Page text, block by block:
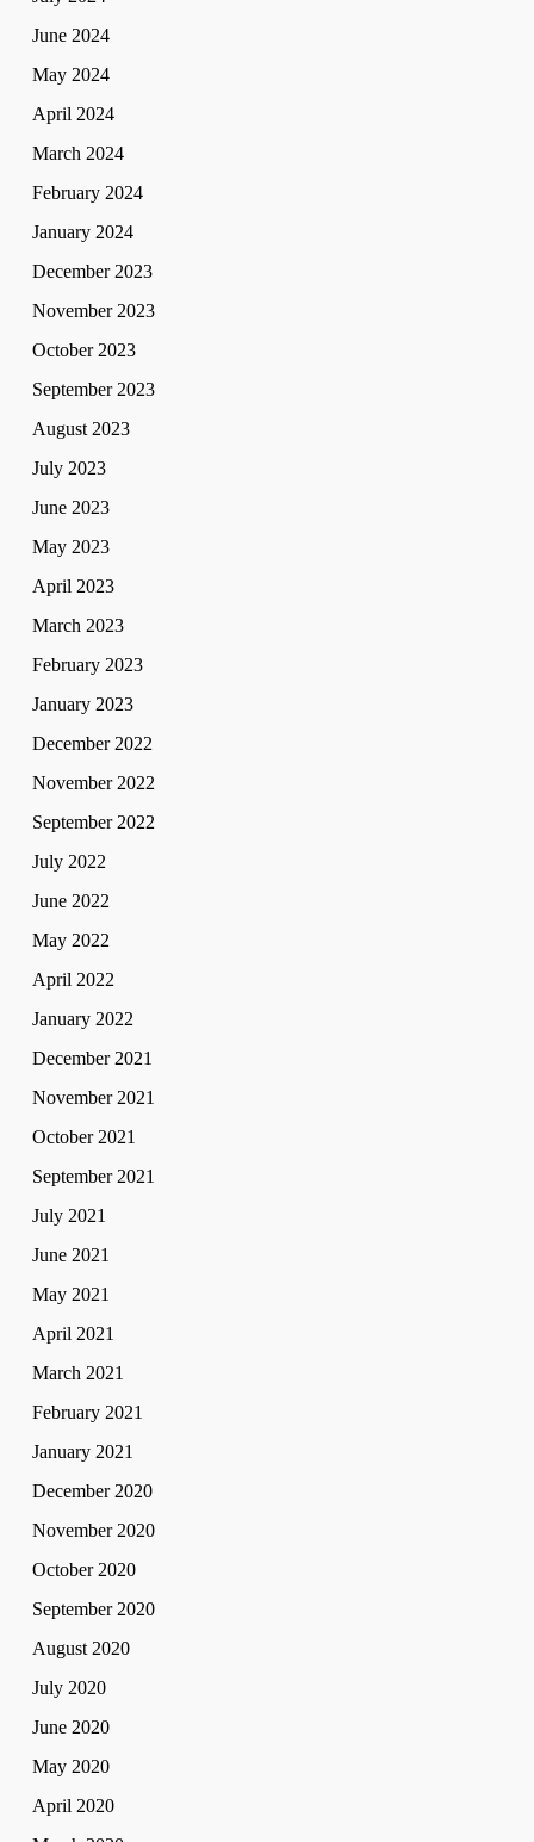
June 2024
May 2024
April 2024
March 2024
February 2024
January 2024
December 2023
November 2023
October 2023
September 2023
August 2023
July 2023
June 2023
May 2023
April 2023
March 2023
February 2023
January 2023
December 2022
November 2022
September 2022
July 2022
June 2022
May 2022
April 2022
January 2022
December 2021
November 2021
October 2021
September 2021
July 2021
June 2021
May 2021
April 2021
March 2021
February 2021
January 2021
December 2020
November 2020
October 2020
September 2020
August 2020
July 2020
June 2020
May 2020
April 2020